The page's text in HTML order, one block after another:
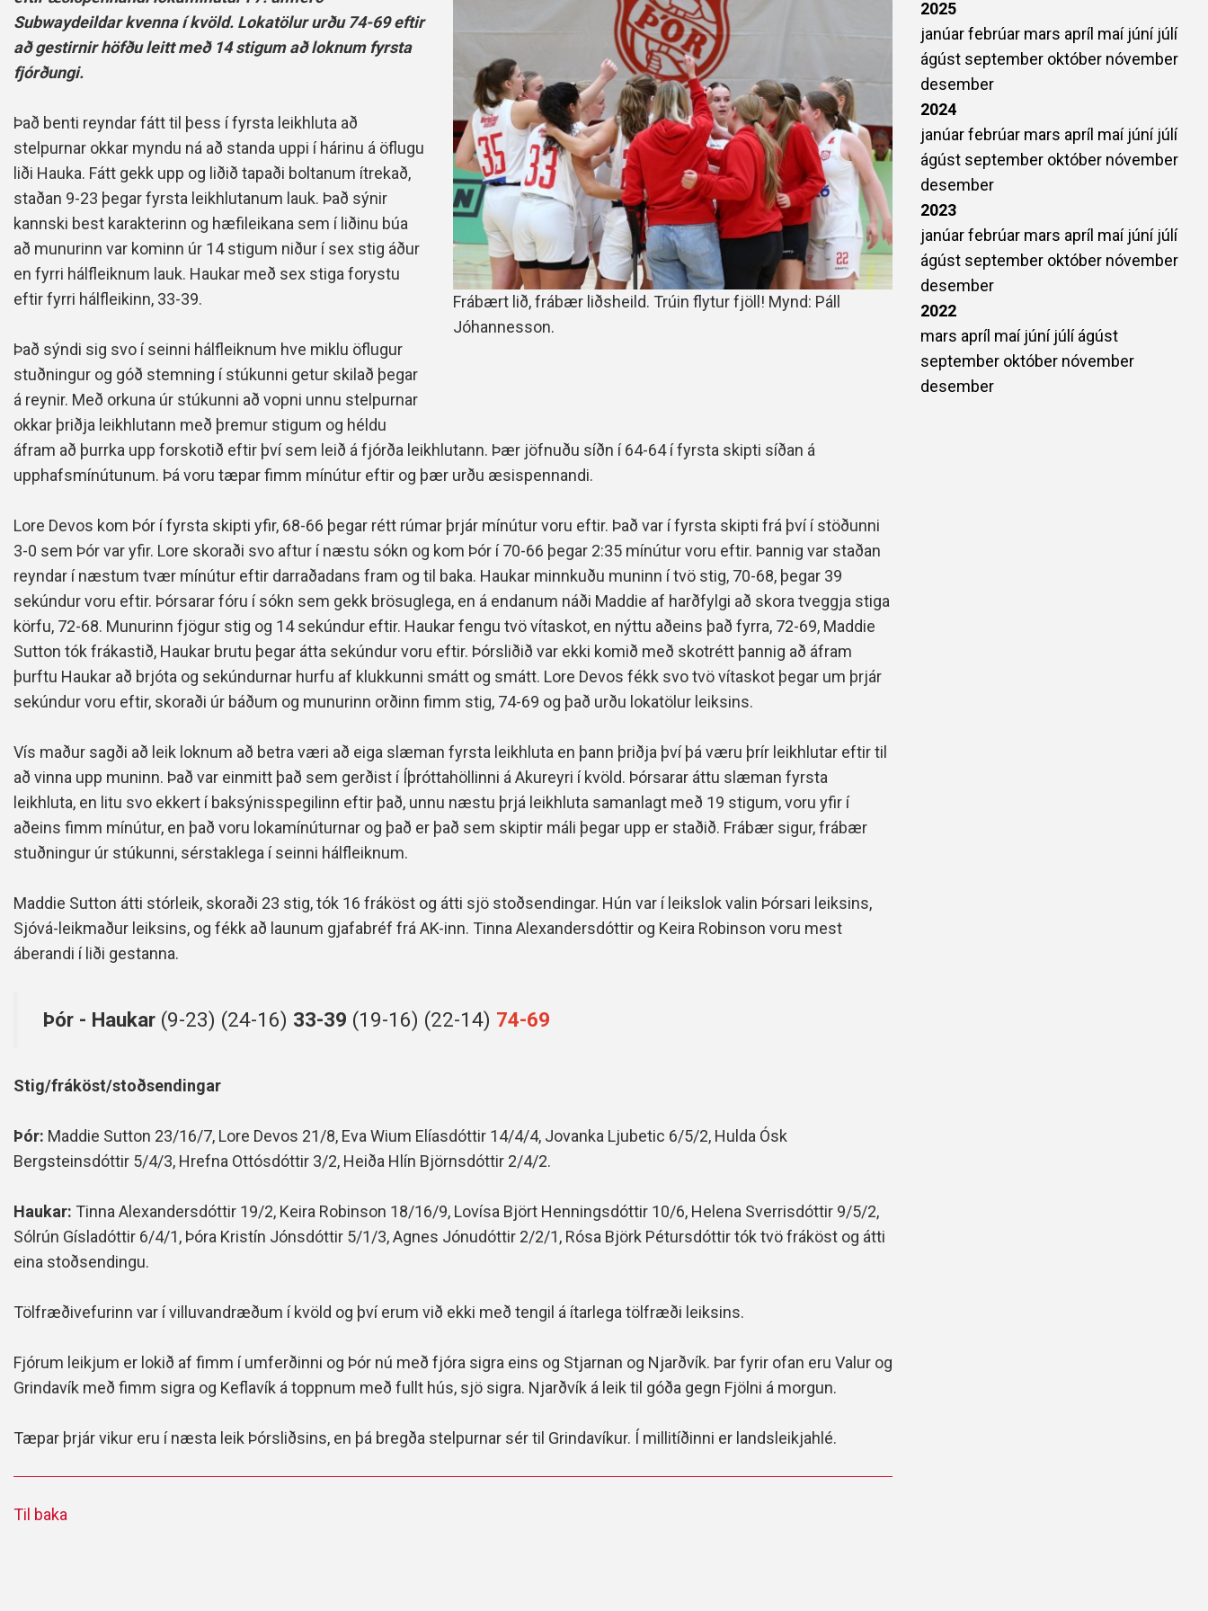
Handbók aðalstjórnar Þórs
Frábært lið, frábær liðsheild. Trúin flytur fjöll! Mynd: Páll
Jóhannesson.
Subwaydeildar kvenna í kvöld. Lokatölur urðu 74-69 eftir
að gestirnir höfðu leitt með 14 stigum að loknum fyrsta
fjórðungi.
Það benti reyndar fátt til þess í fyrsta leikhluta að
stelpurnar okkar myndu ná að standa uppi í hárinu á öflugu
liði Hauka. Fátt gekk upp og liðið tapaði boltanum ítrekað,
staðan 9-23 þegar fyrsta leikhlutanum lauk. Það sýnir
kannski best karakterinn og hæfileikana sem í liðinu búa
að munurinn var kominn úr 14 stigum niður í sex stig áður
en fyrri hálfleiknum lauk. Haukar með sex stiga forystu
eftir fyrri hálfleikinn, 33-39.
Það sýndi sig svo í seinni hálfleiknum hve miklu öflugur
stuðningur og góð stemning í stúkunni getur skilað þegar
á reynir. Með orkuna úr stúkunni að vopni unnu stelpurnar
okkar þriðja leikhlutann með þremur stigum og héldu
áfram að þurrka upp forskotið eftir því sem leið á fjórða leikhlutann. Þær jöfnuðu síðn í 64-64 í fyrsta skipti síðan á
upphafsmínútunum. Þá voru tæpar fimm mínútur eftir og þær urðu æsispennandi.
Lore Devos kom Þór í fyrsta skipti yfir, 68-66 þegar rétt rúmar þrjár mínútur voru eftir. Það var í fyrsta skipti frá því í stöðunni
3-0 sem Þór var yfir. Lore skoraði svo aftur í næstu sókn og kom Þór í 70-66 þegar 2:35 mínútur voru eftir. Þannig var staðan
reyndar í næstum tvær mínútur eftir darraðadans fram og til baka. Haukar minnkuðu muninn í tvö stig, 70-68, þegar 39
sekúndur voru eftir. Þórsarar fóru í sókn sem gekk brösuglega, en á endanum náði Maddie af harðfylgi að skora tveggja stiga
körfu, 72-68. Munurinn fjögur stig og 14 sekúndur eftir. Haukar fengu tvö vítaskot, en nýttu aðeins það fyrra, 72-69, Maddie
Sutton tók frákastið, Haukar brutu þegar átta sekúndur voru eftir. Þórsliðið var ekki komið með skotrétt þannig að áfram
þurftu Haukar að brjóta og sekúndurnar hurfu af klukkunni smátt og smátt. Lore Devos fékk svo tvö vítaskot þegar um þrjár
sekúndur voru eftir, skoraði úr báðum og munurinn orðinn fimm stig, 74-69 og það urðu lokatölur leiksins.
Vís maður sagði að leik loknum að betra væri að eiga slæman fyrsta leikhluta en þann þriðja því þá væru þrír leikhlutar eftir til
að vinna upp muninn. Það var einmitt það sem gerðist í Íþróttahöllinni á Akureyri í kvöld. Þórsarar áttu slæman fyrsta
leikhluta, en litu svo ekkert í baksýnisspegilinn eftir það, unnu næstu þrjá leikhluta samanlagt með 19 stigum, voru yfir í
aðeins fimm mínútur, en það voru lokamínúturnar og það er það sem skiptir máli þegar upp er staðið. Frábær sigur, frábær
stuðningur úr stúkunni, sérstaklega í seinni hálfleiknum.
Maddie Sutton átti stórleik, skoraði 23 stig, tók 16 fráköst og átti sjö stoðsendingar. Hún var í leikslok valin Þórsari leiksins,
Sjóvá-leikmaður leiksins, og fékk að launum gjafabréf frá AK-inn. Tinna Alexandersdóttir og Keira Robinson voru mest
áberandi í liði gestanna.
Þór - Haukar (9-23) (24-16) 33-39 (19-16) (22-14) 74-69
Stig/fráköst/stoðsendingar
Þór: Maddie Sutton 23/16/7, Lore Devos 21/8, Eva Wium Elíasdóttir 14/4/4, Jovanka Ljubetic 6/5/2, Hulda Ósk
Bergsteinsdóttir 5/4/3, Hrefna Ottósdóttir 3/2, Heiða Hlín Björnsdóttir 2/4/2.
Haukar: Tinna Alexandersdóttir 19/2, Keira Robinson 18/16/9, Lovísa Björt Henningsdóttir 10/6, Helena Sverrisdóttir 9/5/2,
Sólrún Gísladóttir 6/4/1, Þóra Kristín Jónsdóttir 5/1/3, Agnes Jónudóttir 2/2/1, Rósa Björk Pétursdóttir tók tvö fráköst og átti
eina stoðsendingu.
Tölfræðivefurinn var í villuvandræðum í kvöld og því erum við ekki með tengil á ítarlega tölfræði leiksins.
Fjórum leikjum er lokið af fimm í umferðinni og Þór nú með fjóra sigra eins og Stjarnan og Njarðvík. Þar fyrir ofan eru Valur og
Grindavík með fimm sigra og Keflavík á toppnum með fullt hús, sjö sigra. Njarðvík á leik til góða gegn Fjölni á morgun.
Tæpar þrjár vikur eru í næsta leik Þórsliðsins, en þá bregða stelpurnar sér til Grindavíkur. Í millitíðinni er landsleikjahlé.
Til baka
2025
janúarfebrúar mars apríl maí júní júlí
ágúst september október nóvember
desember
2024
janúarfebrúar mars apríl maí júní júlí
ágúst september október nóvember
desember
2023
janúarfebrúar mars apríl maí júní júlí
ágúst september október nóvember
desember
2022
mars apríl maí júní júlíágúst
september október nóvember
desember